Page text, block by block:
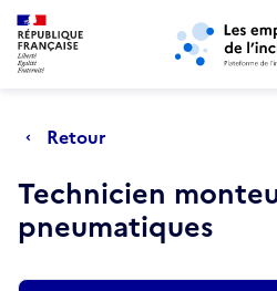
Aller au menu principal Aller au
Retour
Technicien
pneumatiques
Retour au début de la page
Panneau de gestion des cookies